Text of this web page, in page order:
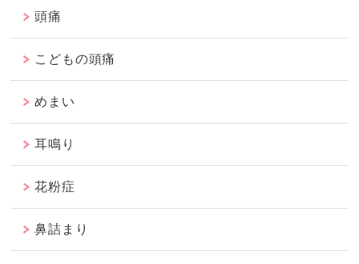
頭痛
こどもの頭痛
めまい
耳鳴り
花粉症
鼻詰まり